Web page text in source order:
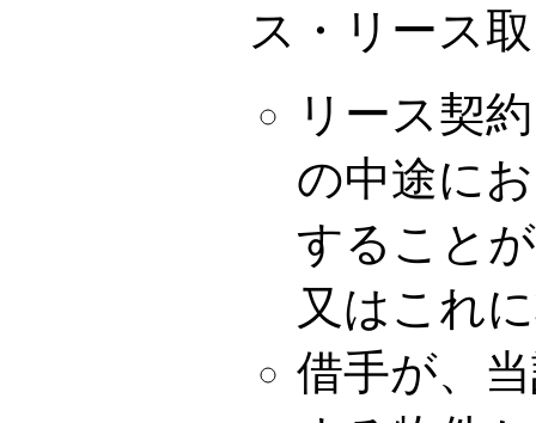
ス・リース
リース契
の中途に
すること
又はこれ
借手が、